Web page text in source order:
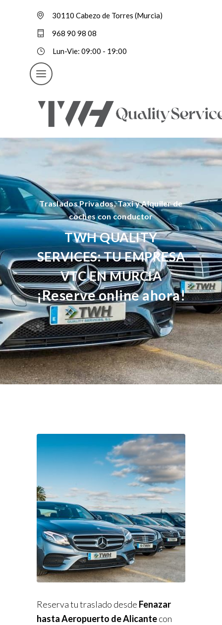
30110 Cabezo de Torres (Murcia)
968 90 98 08
Lun-Vie: 09:00 - 19:00
Traslados Privados, Taxi y Alquiler de
coches con conductor
TWH QUALITY
SERVICES: TU EMPRESA
VTC EN MURCIA
¡Reserve online ahora!
Reserva tu traslado desde Fenazar
hasta Aeropuerto de Alicantecon